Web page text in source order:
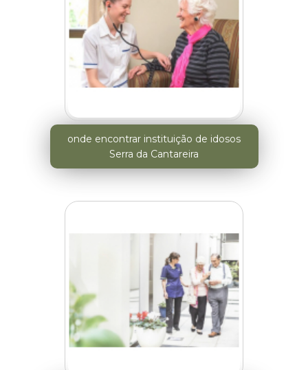
onde encontrar instituição de idosos
Serra da Cantareira